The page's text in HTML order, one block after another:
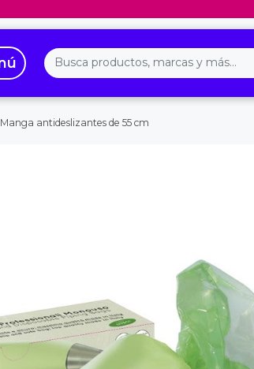
Manga antideslizantes de 55 cm